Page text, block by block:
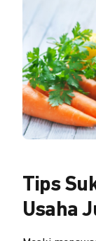
Tips
Usaha